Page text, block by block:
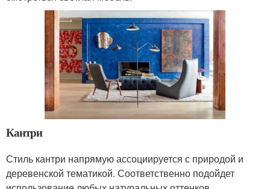
Кантри
Стиль кантри напрямую ассоциируется с природой и
деревенской тематикой. Соответственно подойдет